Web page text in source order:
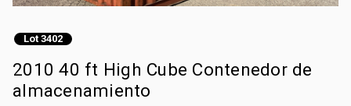
Lot 3402
2010 40 ft High Cube Contenedor de
almacenamiento